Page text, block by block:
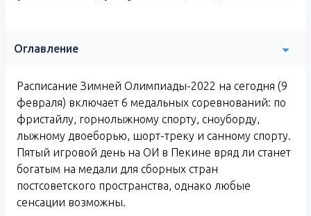
Оглавление
Расписание Зимней Олимпиады-2022 на сегодня (9
февраля) включает 6 медальных соревнований: по
фристайлу, горнолыжному спорту, сноуборду,
лыжному двоеборью, шорт-треку и санному спорту.
Пятый игровой день на ОИ в Пекине вряд ли станет
богатым на медали для сборных стран
постсоветского пространства, однако любые
сенсации возможны.